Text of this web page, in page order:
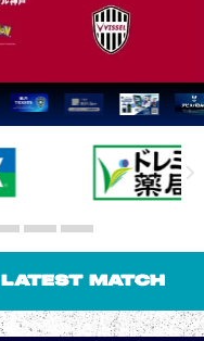
LATEST MATCH